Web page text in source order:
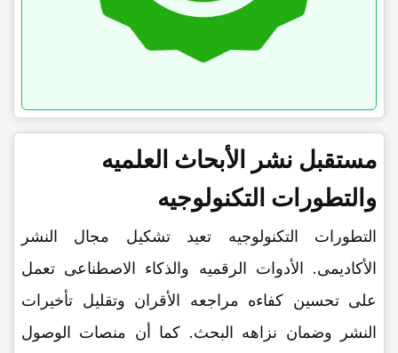
مستقبل نشر الأبحاث العلمیه
والتطورات التکنولوجیه
التطورات التکنولوجیه تعید تشکیل مجال النشر
الأکادیمی. الأدوات الرقمیه والذکاء الاصطناعی تعمل
على تحسین کفاءه مراجعه الأقران وتقلیل تأخیرات
النشر وضمان نزاهه البحث. کما أن منصات الوصول